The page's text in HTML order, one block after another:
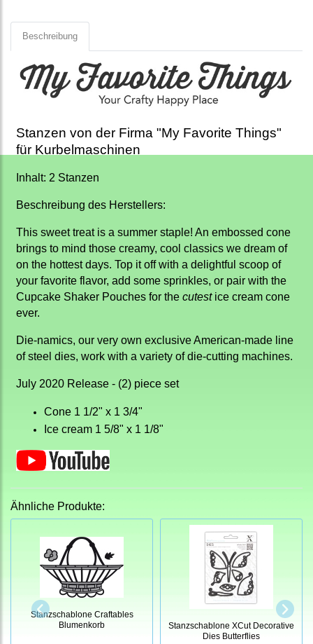
Beschreibung
Stanzen von der Firma "My Favorite Things"
für Kurbelmaschinen
Inhalt: 2 Stanzen
Beschreibung des Herstellers:
This sweet treat is a summer staple! An embossed cone
brings to mind those creamy, cool classics we dream of
on the hottest days. Top it off with a delightful scoop of
your favorite flavor, add some sprinkles, or pair with the
Cupcake Shaker Pouches for the cutestice cream cone
ever.
Die-namics, our very own exclusive American-made line
of steel dies, work with a variety of die-cutting machines.
July 2020 Release - (2) piece set
Cone 1 1/2" x 1 3/4"
Ice cream 1 5/8" x 1 1/8"
Ähnliche Produkte:
Stanzschablone Craftables
Blumenkorb
Stanzschablone XCut Decorative
Dies Butterflies